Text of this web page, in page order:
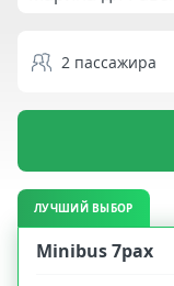
2 пассажира
ЛУЧШИЙ ВЫБОР
Minibus 7pax